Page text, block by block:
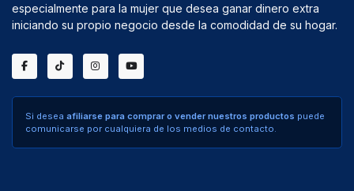
especialmente para la mujer que desea ganar dinero extra
iniciando su propio negocio desde la comodidad de su hogar.
Si desea afiliarse para comprar o vender nuestros productos puede
comunicarse por cualquiera de los medios de contacto.